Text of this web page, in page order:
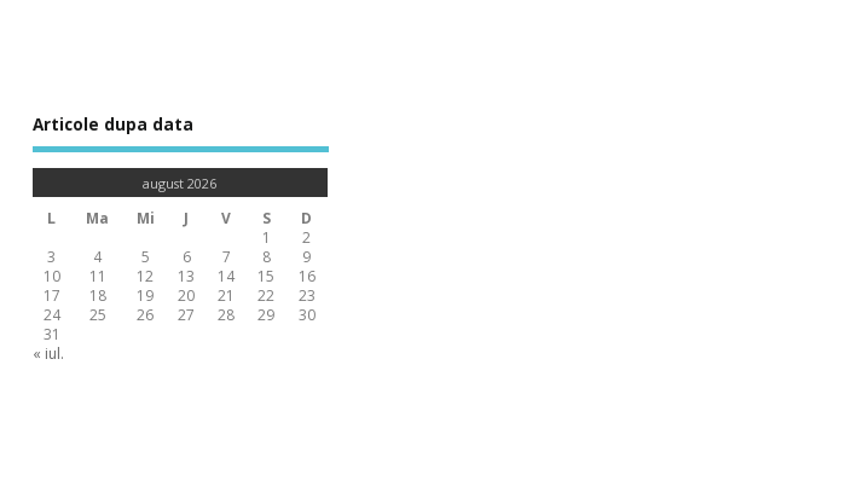
Articole dupa data
august 2026
L Ma Mi J V S
D
1
2
3
4 5 6 7 8
9
10
11 12 13 14 15
16
17
18 19 20 21 22
23
24
25 26 27 28 29
30
31
« iul.